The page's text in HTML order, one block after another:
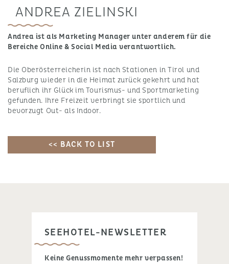
ANDREA ZIELINSKI
Andrea ist als Marketing Manager unter anderem für die
Bereiche Online & Social Media verantwortlich.
Die Oberösterreicherin ist nach Stationen in Tirol und
Salzburg wieder in die Heimat zurück gekehrt und hat
beruflich ihr Glück im Tourismus- und Sportmarketing
gefunden. Ihre Freizeit verbringt sie sportlich und
bevorzugt Out- als Indoor.
<< BACK TO LIST
SEEHOTEL-NEWSLETTER
Keine Genussmomente mehr verpassen!